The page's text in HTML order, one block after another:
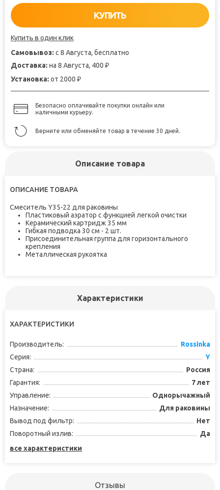
КУПИТЬ
Купить в один клик
Самовывоз: с 8 Августа, бесплатно
Доставка: на 8 Августа, 400 ₽
Установка: от 2000 ₽
Безопасно оплачивайте покупки онлайн или
наличными курьеру.
Верните или обменяйте товар в течение 30 дней.
Описание товара
ОПИСАНИЕ ТОВАРА
Смеситель Y35-22 для раковины
Пластиковый аэратор с функцией легкой очистки
Керамический картридж 35 мм
Гибкая подводка 30 см - 2 шт.
Присоединительная группа для горизонтального
крепления
Металлическая рукоятка
Характеристики
ХАРАКТЕРИСТИКИ
Производитель:
Rossinka
Серия:
Y
Страна:
Россия
Гарантия:
7 лет
Управление:
Однорычажный
Назначение:
Для раковины
Вывод под фильтр:
Нет
Поворотный излив:
Да
все характеристики
Отзывы